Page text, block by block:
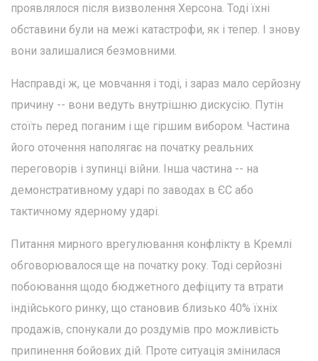
проявлялося після визволення Херсона. Тоді їхні
обставини були на межі катастрофи, як і тепер. І знову
вони залишалися безмовними.
Насправді ж, це мовчання і тоді, і зараз мало серйозну
причину -- вони ведуть внутрішню дискусію. Путін
стоїть перед поганим і ще гіршим вибором. Частина
його оточення наполягає на початку реальних
переговорів і зупинці війни. Інша частина -- на
демонстративному ударі по заводах в ЄС або
тактичному ядерному ударі.
Питання мирного врегулювання конфлікту в Кремлі
обговорювалося ще на початку року. Тоді серйозні
побоювання щодо бюджетного дефіциту та втрати
індійського ринку, що становив близько 40% їхніх
продажів, спонукали до роздумів про можливість
припинення бойових дій. Проте ситуація змінилася